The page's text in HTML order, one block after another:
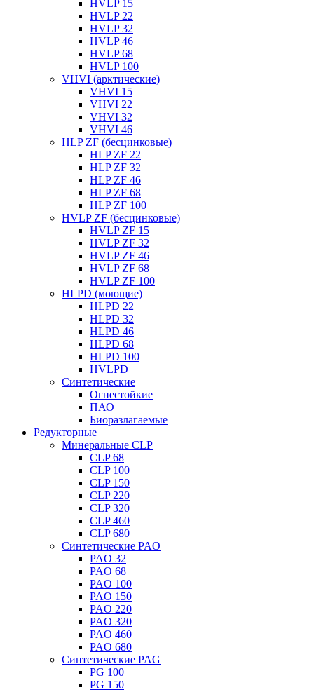
HVLP 15
HVLP 22
HVLP 32
HVLP 46
HVLP 68
HVLP 100
VHVI (арктические)
VHVI 15
VHVI 22
VHVI 32
VHVI 46
HLP ZF (бесцинковые)
HLP ZF 22
HLP ZF 32
HLP ZF 46
HLP ZF 68
HLP ZF 100
HVLP ZF (бесцинковые)
HVLP ZF 15
HVLP ZF 32
HVLP ZF 46
HVLP ZF 68
HVLP ZF 100
HLPD (моющие)
HLPD 22
HLPD 32
HLPD 46
HLPD 68
HLPD 100
HVLPD
Синтетические
Огнестойкие
ПАО
Биоразлагаемые
Редукторные
Минеральные CLP
CLP 68
CLP 100
CLP 150
CLP 220
CLP 320
CLP 460
CLP 680
Синтетические PAO
PAO 32
PAO 68
PAO 100
PAO 150
PAO 220
PAO 320
PAO 460
PAO 680
Синтетические PAG
PG 100
PG 150